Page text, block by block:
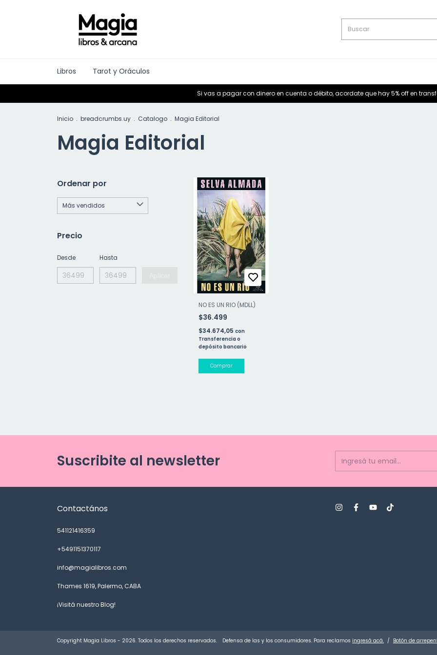
Libros Tarot y Oráculos
Si vas a pagar con dinero en cuenta o débito, acordate que hay 5% off en
Inicio . breadcrumbs.uy . Catalogo . Magia Editorial
Magia Editorial
Ordenar por
Precio
Desde Hasta
NO ES UN RIO (MDLL)
$36.499
$34.674,05 con
Transferencia o
depósito bancario
Suscribite al newsletter
Contactános
541121416359
+5491151370117
info@magialibros.com
Thames 1619, Palermo, CABA
¡Visitá nuestro Blog!
Copyright Magia Libros - 2026. Todos los derechos reservados. Defensa de las y los consumidores. Para reclamos ingresá acá. / Botón de